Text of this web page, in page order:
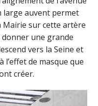
large auvent permet
Mairie sur cette artère
donner une grande
vers la Seine et
l’effet de masque que
créer.